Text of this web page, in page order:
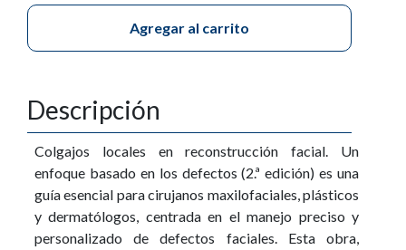
Agregar al carrito
Descripción
Colgajos locales en reconstrucción facial. Un
enfoque basado en los defectos (2.ª edición) es una
guía esencial para cirujanos maxilofaciales, plásticos
y dermatólogos, centrada en el manejo preciso y
personalizado de defectos faciales. Esta obra,